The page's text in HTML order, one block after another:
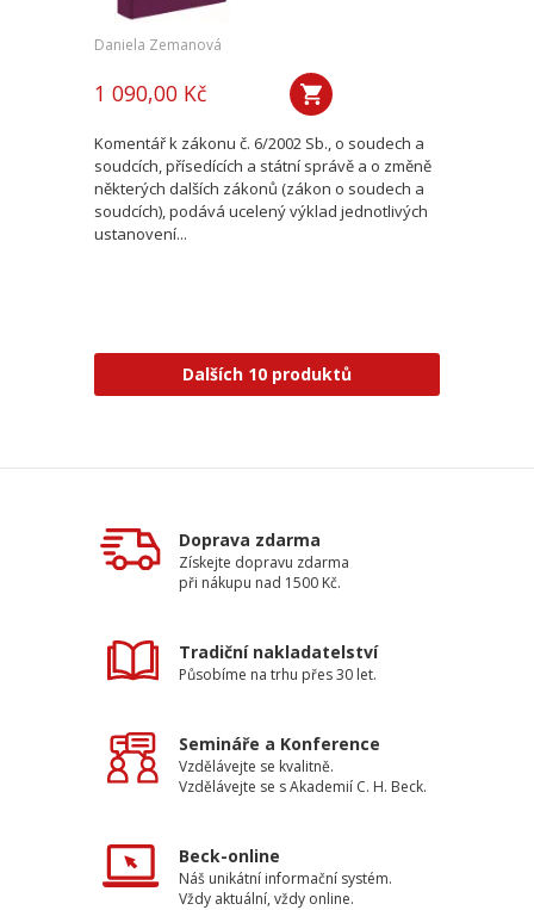
Daniela Zemanová
1 090,00 Kč
Komentář k zákonu č. 6/2002 Sb., o soudech a
soudcích, přísedících a státní správě a o změně
některých dalších zákonů (zákon o soudech a
soudcích), podává ucelený výklad jednotlivých
ustanovení...
Dalších 10 produktů
Doprava zdarma
Získejte dopravu zdarma
při nákupu nad 1500 Kč.
Tradiční nakladatelství
Působíme na trhu přes 30 let.
Semináře a Konference
Vzdělávejte se kvalitně.
Vzdělávejte se s Akademií C. H. Beck.
Beck-online
Náš unikátní informační systém.
Vždy aktuální, vždy online.